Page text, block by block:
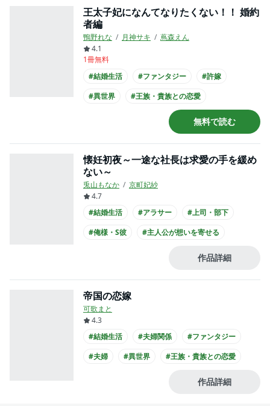
#主人公が中学生
王太子妃になんてなりたくない！！ 婚約
者編
鴨野れな 月神サキ
蔦森えん
4.1
1冊無料
#結婚生活
#ファンタジー
#許嫁
#異世界
#王族・貴族との恋愛
#コミカライズ化無料で読む
懐妊初夜～一途な社長は求愛の手を緩め
ない～
兎山もなか
京町妃紗
4.7
#結婚生活
#アラサー
#上司・部下
#俺様・S彼
#主人公が想いを寄せる
#王子様系男子
#スーツ
作品詳細
帝国の恋嫁
可歌まと
4.3
#結婚生活
#夫婦関係
#ファンタジー
#夫婦
#異世界
#王族・貴族との恋愛
#王子様系男子作品詳細